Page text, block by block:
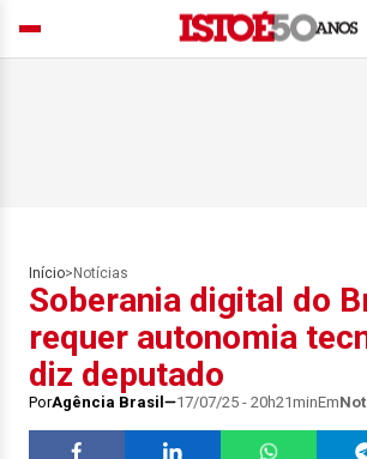
Início> Notícias
Soberania digital do
requer autonomia
diz deputado
PorAgência Brasil 17/07/25 - 20h21minEm